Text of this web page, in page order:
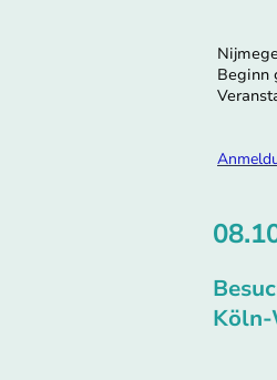
Beginn
Köln-